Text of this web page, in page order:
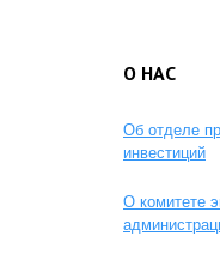
О НАС
Об отделе
инвестиций
О комитете